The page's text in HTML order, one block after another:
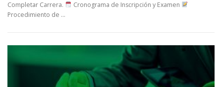
Completar Carrera.
Cronograma de Inscripción y Examen
Procedimiento de …